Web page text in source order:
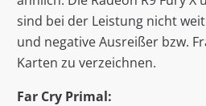
sind bei der Leistung nicht
und negative Ausreißer bzw.
Karten zu verzeichnen.
Far Cry Primal: